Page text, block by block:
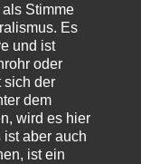
mit dem
haben…
hat den
reagiert immer
Stimme
Es
und ist
oder
sich der
dem
wird es hier
aber auch
ist ein